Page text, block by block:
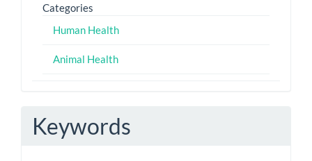
Categories
Human Health
Animal Health
Keywords